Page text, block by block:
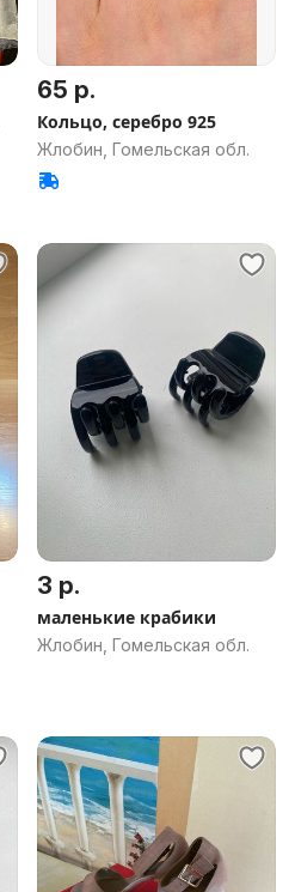
65 р.
Кольцо, серебро 925
Жлобин, Гомельская обл.
3 р.
маленькие крабики
Жлобин, Гомельская обл.